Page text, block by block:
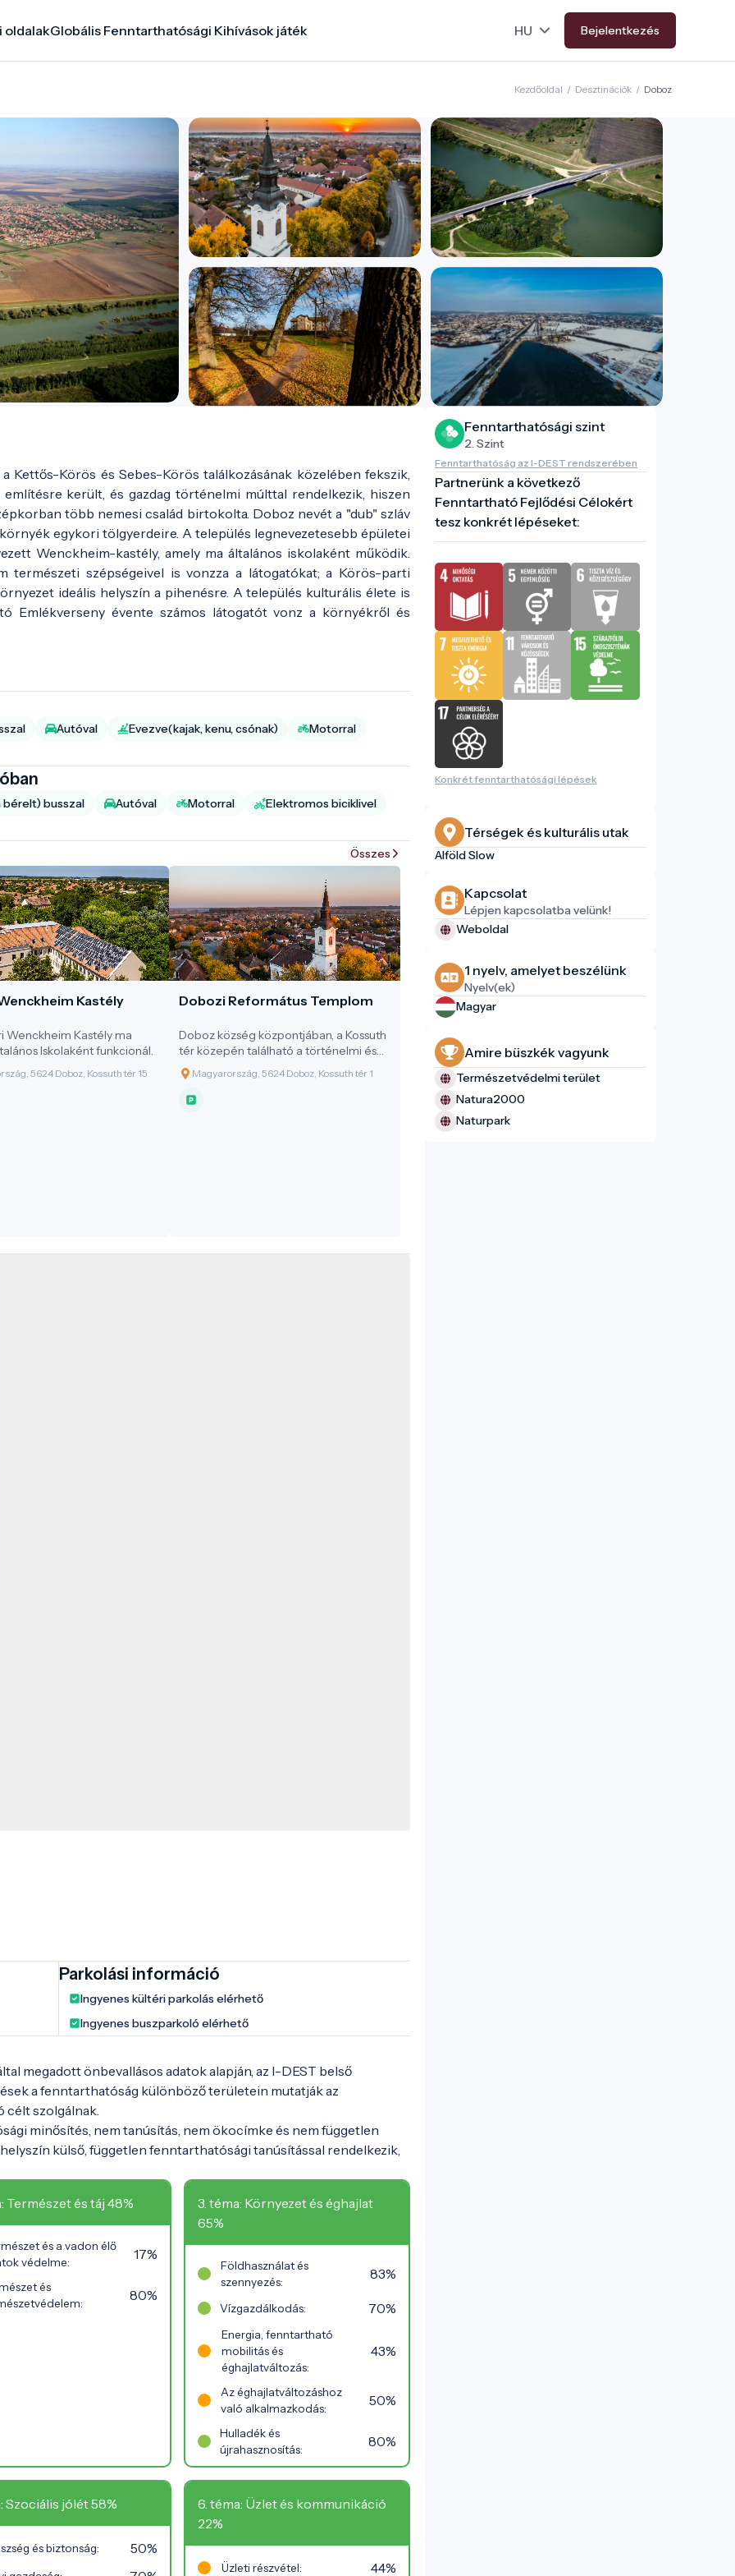
oldalakGlobális Fenntarthatósági Kihívások játék Bejelentkezés
Kezdőoldal / Desztinációk / Doboz
Kettős-Körös és Sebes-Körös találkozásának közelében fekszik,
került, és gazdag történelmi múlttal rendelkezik, hiszen
több nemesi család birtokolta. Doboz nevét a "dub" szláv
egykori tölgyerdeire. A település legnevezetesebb épületei
Wenckheim-kastély, amely ma általános iskolaként működik.
természeti szépségeivel is vonzza a látogatókat; a Körös-parti
ideális helyszín a pihenésre. A település kulturális élete is
Emlékverseny évente számos látogatót vonz a környékről és
Autóval Evezve(kajak, kenu, csónak)
Motorral
bérelt) busszal Autóval Motorral
Elektromos biciklivel
Összes
Kastély
Wenckheim Kastély ma
Iskolaként funkcionál.
5624 Doboz, Kossuth tér 15
Dobozi Református Templom
Doboz község központjában, a Kossuth
tér közepén található a történelmi és
eszmei értékekkel bíró református
templom: 1794-1798 között Kállai M.
Sámuel prédikátorsága alatt épült fel.
Magyarország, 5624 Doboz, Kossuth tér 1
Parkolási információ
Ingyenes kültéri parkolás elérhető
Ingyenes buszparkoló elérhető
megadott önbevallásos adatok alapján, az I-DEST belső
a fenntarthatóság különböző területein mutatják az
célt szolgálnak.
minősítés, nem tanúsítás, nem ökocímke és nem független
külső, független fenntarthatósági tanúsítással rendelkezik,
Természet és táj 48%
és a vadon élő
védelme:
17%
és
80%
3. téma: Környezet és éghajlat
65%
Földhasználat és
szennyezés:
83%
Vízgazdálkodás: 70%
Energia, fenntartható
mobilitás és
éghajlatváltozás:
43%
Az éghajlatváltozáshoz
való alkalmazkodás:
50%
Hulladék és
újrahasznosítás:
80%
Szociális jólét 58%
és biztonság: 50%
6. téma: Üzlet és kommunikáció
22%
Üzleti részvétel: 44%
Fenntarthatósági szint
2. Szint
Fenntarthatóság az I-DEST rendszerében
Partnerünk a következő
Fenntartható Fejlődési Célokért
tesz konkrét lépéseket:
Konkrét fenntarthatósági lépések
Térségek és kulturális utak
Alföld Slow
Kapcsolat
Lépjen kapcsolatba velünk!
Weboldal
1 nyelv, amelyet beszélünk
Nyelv(ek)
Magyar
Amire büszkék vagyunk
Természetvédelmi terület
Natura2000
Naturpark